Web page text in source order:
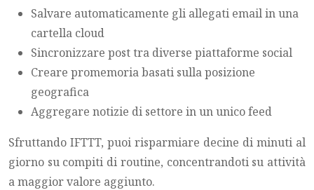
Salvare automaticamente gli allegati email in una
cartella cloud
Sincronizzare post tra diverse piattaforme social
Creare promemoria basati sulla posizione
geografica
Aggregare notizie di settore in un unico feed
Sfruttando IFTTT, puoi risparmiare decine di minuti al
giorno su compiti di routine, concentrandoti su attività
a maggior valore aggiunto.